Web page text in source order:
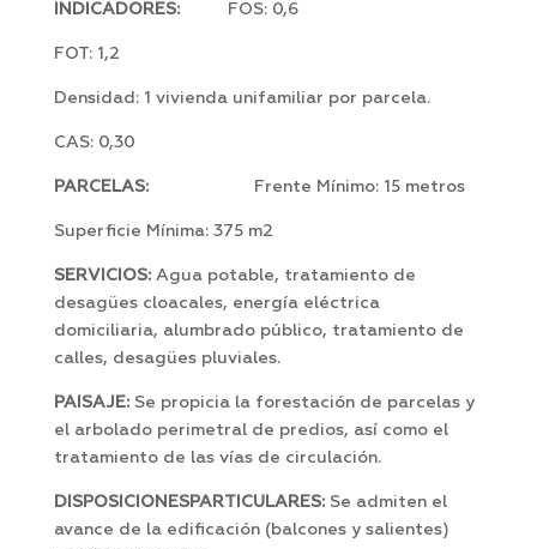
INDICADORES:FOS: 0,6
FOT: 1,2
Densidad: 1 vivienda unifamiliar por parcela.
CAS: 0,30
PARCELAS:Frente Mínimo: 15 metros
Superficie Mínima: 375 m2
SERVICIOS:Agua potable, tratamiento de
desagües cloacales, energía eléctrica
domiciliaria, alumbrado público, tratamiento de
calles, desagües pluviales.
PAISAJE:Se propicia la forestación de parcelas y
el arbolado perimetral de predios, así como el
tratamiento de las vías de circulación.
DISPOSICIONESPARTICULARES:Se admiten el
avance de la edificación (balcones y salientes)